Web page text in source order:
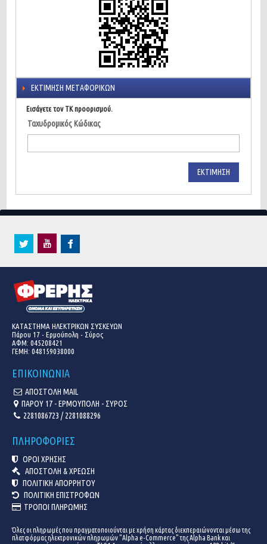
ΕΚΤΊΜΗΣΗ ΜΕΤΑΦΟΡΙΚΏΝ
Εισάγετε τον ΤΚ προορισμού.
Ταχυδρομικός Κώδικας
ΕΚΤΊΜΗΣΗ
ΚΑΤΑΣΤΗΜΑ ΗΛΕΚΤΡΙΚΩΝ ΣΥΣΚΕΥΩΝ
Πάρου 17 - Ερμούπολη - Σύρος
ΑΦΜ: 045208421
ΓΕΜΗ: 048159038000
ΕΠΙΚΟΙΝΩΝΙΑ
ΑΠΟΣΤΟΛΗ MAIL
ΠΑΡΟΥ 17 - ΕΡΜΟΥΠΟΛΗ - ΣΥΡΟΣ
2281086723 / 2281088296
ΠΛΗΡΟΦΟΡΙΕΣ
ΟΡΟΙ ΧΡΗΣΗΣ
ΑΠΟΣΤΟΛΗ & ΧΡΕΩΣΗ
ΠΟΛΙΤΙΚΗ ΑΠΟΡΡΗΤΟΥ
ΠΟΛΙΤΙΚΗ ΕΠΙΣΤΡΟΦΩΝ
ΤΡΟΠΟΙ ΠΛΗΡΩΜΗΣ
Όλες οι πληρωμές που πραγματοποιούνται με χρήση κάρτας διεκπεραιώνονται μέσω της
πλατφόρμας ηλεκτρονικών πληρωμών "Alpha e-Commerce" της Alpha Bank και